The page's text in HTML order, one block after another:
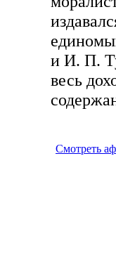
и И. П.
весь
Смотреть